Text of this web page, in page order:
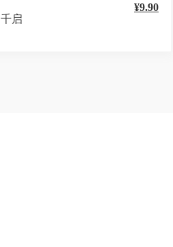
千启
¥9.90